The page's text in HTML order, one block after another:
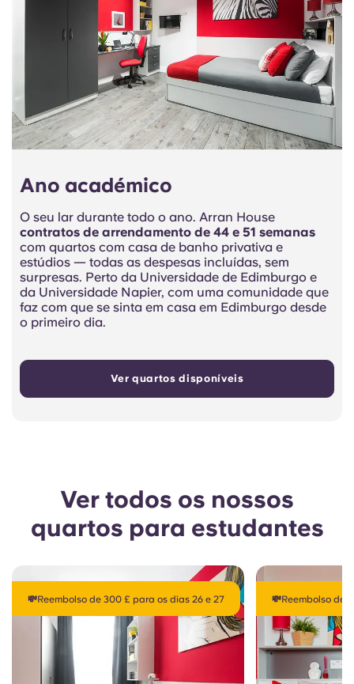
Ano académico
O seu lar durante todo o ano. Arran House
contratos de arrendamento de 44 e 51 semanas
com quartos com casa de banho privativa e
estúdios — todas as despesas incluídas, sem
surpresas. Perto da Universidade de Edimburgo e
da Universidade Napier, com uma comunidade que
faz com que se sinta em casa em Edimburgo desde
o primeiro dia.
Ver quartos disponíveis
Ver todos os nossos
quartos para estudantes
💸Reembolso de 300 £ para os dias 26 e 27 💸Reembolso de